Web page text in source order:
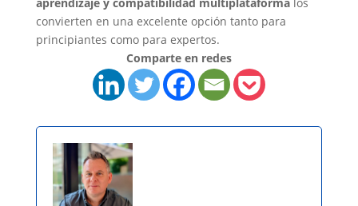
convierten en una excelente opción tanto para
principiantes como para expertos.
Comparte en redes